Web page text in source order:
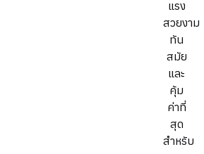
แรง
สวยงาม
ทัน
สมัย
และ
คุ้ม
ค่าที่
สุด
สำหรับ